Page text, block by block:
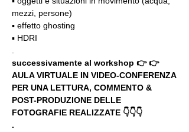
mezzi, persone)
▪️ effetto ghosting
▪️ HDRI
successivamente al workshop 👉 👉
AULA VIRTUALE IN VIDEO-CONFERENZA
PER UNA LETTURA, COMMENTO &
POST-PRODUZIONE DELLE
FOTOGRAFIE REALIZZATE 👇👇👇
.